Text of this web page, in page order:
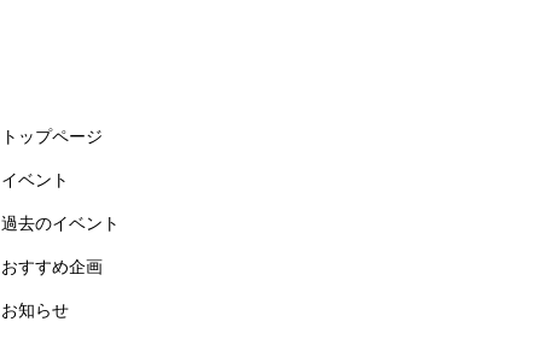
トップページ
イベント
過去のイベント
おすすめ企画
お知らせ